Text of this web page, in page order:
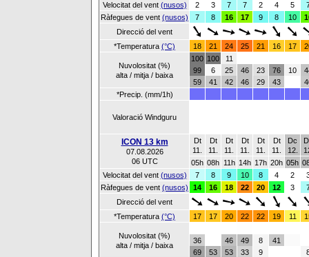
Velocitat del vent (nusos) 2 3 7 7 2 4 5
Ràfegues de vent (nusos) 7 8 16 17 9 8 10
Direcció del vent
*Temperatura (°C) 18 21 24 25 21 16 17
Nuvolositat (%)
alta / mitja / baixa
100
99
59
100
6
41
11
25
42
46
46
23
29
76
43
10
*Precip. (mm/1h)
Valoració Windguru
ICON 13 km
07.08.2026
06 UTC
Dt
11.
Dt
11.
Dt
11.
Dt
11.
Dt
11.
Dt
11.
Dc
12.
05h 08h 11h 14h 17h 20h 05h
Velocitat del vent (nusos) 7 8 9 10 8 4 2
Ràfegues de vent (nusos) 14 16 18 22 20 12 3
Direcció del vent
*Temperatura (°C) 17 17 20 22 22 19 11
Nuvolositat (%)
alta / mitja / baixa
36
69
53
46
53
49
33
8
9
41